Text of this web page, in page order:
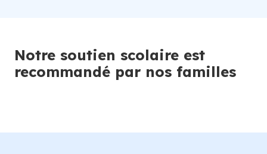
Notre soutien scolaire est
recommandé par nos familles